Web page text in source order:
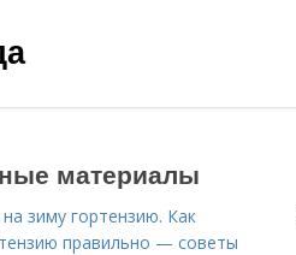
материалы
зиму гортензию. Как
правильно — советы